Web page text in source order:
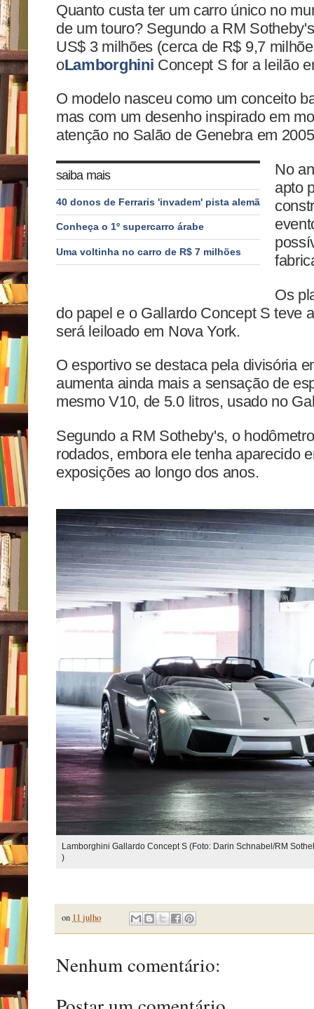
Quanto custa ter um carro único no
de um touro? Segundo a RM
US$ 3 milhões (cerca de R$ 9,7
oLamborghini Concept S for a leilão
O modelo nasceu como um conceito
mas com um desenho inspirado em
atenção no Salão de Genebra em
saiba mais
40 donos de Ferraris 'invadem' pista alemã
Conheça o 1º supercarro árabe
Uma voltinha no carro de R$ 7 milhões
No
apto
Os
do papel e o Gallardo Concept S teve
será leiloado em Nova York.
O esportivo se destaca pela divisória
aumenta ainda mais a sensação de
mesmo V10, de 5.0 litros, usado no
Segundo a RM Sotheby's, o
rodados, embora ele tenha aparecido
exposições ao longo dos anos.
Lamborghini Gallardo Concept S (Foto: Darin Schnabel/RM
)
on 11 julho
Nenhum comentário: